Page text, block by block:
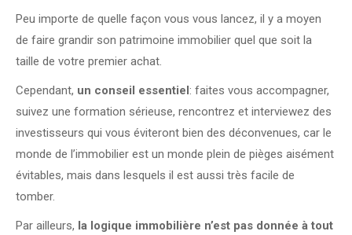
Peu importe de quelle façon vous vous lancez, il y a moyen
de faire grandir son patrimoine immobilier quel que soit la
taille de votre premier achat.
Cependant, un conseil essentiel: faites vous accompagner,
suivez une formation sérieuse, rencontrez et interviewez des
investisseurs qui vous éviteront bien des déconvenues, car le
monde de l’immobilier est un monde plein de pièges aisément
évitables, mais dans lesquels il est aussi très facile de
tomber.
Par ailleurs, la logique immobilière n’est pas donnée à tout